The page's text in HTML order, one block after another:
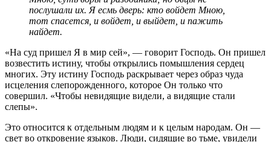
послушали их. Я есмь дверь: кто войдет Мною,
тот спасется, и войдет, и выйдет, и пажить
найдет.
«На суд пришел Я в мир сей», — говорит Господь. Он пришел
возвестить истину, чтобы открылись помышления сердец
многих. Эту истину Господь раскрывает через образ чуда
исцеления слепорожденного, которое Он только что
совершил. «Чтобы невидящие видели, а видящие стали
слепы».
Это относится к отдельным людям и к целым народам. Он —
свет во откровение языков. Люди, сидящие во тьме, увидели